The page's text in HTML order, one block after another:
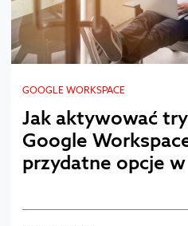
GOOGLE WORKSPACE
Jak aktywować
Google
przydatne opcje